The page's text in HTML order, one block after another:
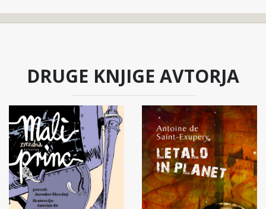
DRUGE KNJIGE AVTORJA